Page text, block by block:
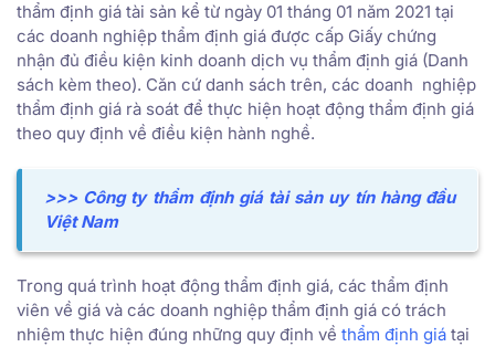
thẩm định giá tài sản kể từ ngày 01 tháng 01 năm 2021 tại
các doanh nghiệp thẩm định giá được cấp Giấy chứng
nhận đủ điều kiện kinh doanh dịch vụ thẩm định giá (Danh
sách kèm theo). Căn cứ danh sách trên, các doanh nghiệp
thẩm định giá rà soát để thực hiện hoạt động thẩm định giá
theo quy định về điều kiện hành nghề.
>>> Công ty thẩm định giá tài sản uy tín hàng đầu
Việt Nam
Trong quá trình hoạt động thẩm định giá, các thẩm định
viên về giá và các doanh nghiệp thẩm định giá có trách
nhiệm thực hiện đúng những quy định về thẩm định giá tại